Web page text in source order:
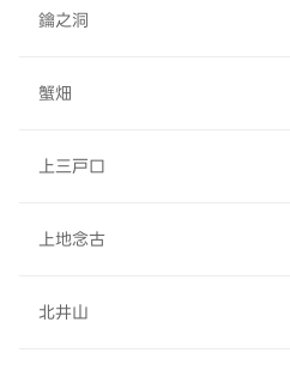
鑰之洞
蟹畑
上三戸口
上地念古
北井山